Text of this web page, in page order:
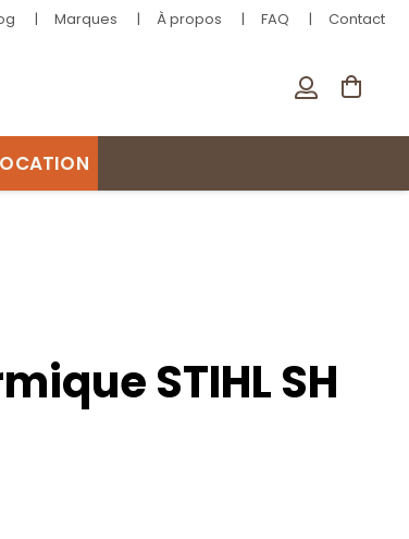
Marques À propos FAQ Contact
STIHL SH